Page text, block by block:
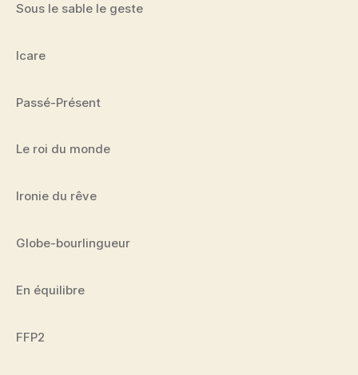
Sous le sable le geste
Icare
Passé-Présent
Le roi du monde
Ironie du rêve
Globe-bourlingueur
En équilibre
FFP2